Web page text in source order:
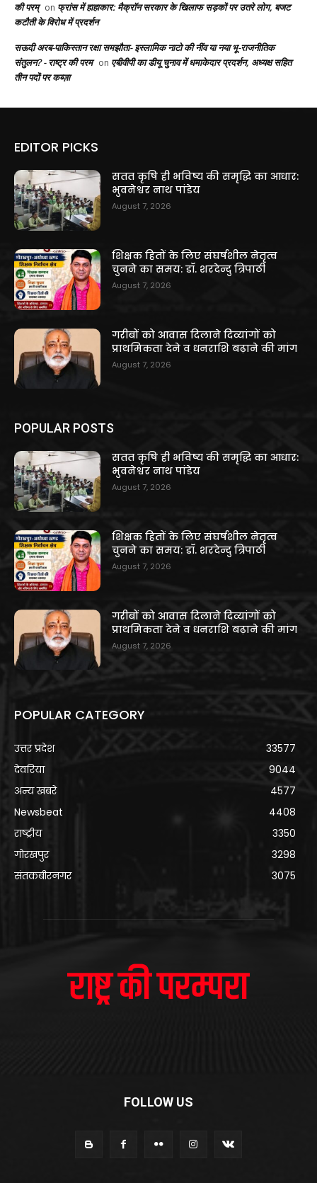
की परम् on फ्रांस में हाहाकार: मैक्रॉन सरकार के खिलाफ सड़कों पर उतरे लोग, बजट
कटौती के विरोध में प्रदर्शन
सऊदी अरब-पाकिस्तान रक्षा समझौता- इस्लामिक नाटो की नींव या नया भू-राजनीतिक
संतुलन? - राष्ट्र की परम on एबीवीपी का डीयू चुनाव में धमाकेदार प्रदर्शन, अध्यक्ष सहित
तीन पदों पर कब्ज़ा
EDITOR PICKS
सतत कृषि ही भविष्य की समृद्धि का आधार:
भुवनेश्वर नाथ पांडेय
August 7, 2026
शिक्षक हितों के लिए संघर्षशील नेतृत्व
चुनने का समय: डॉ. शरदेन्दु त्रिपाठी
August 7, 2026
गरीबों को आवास दिलाने दिव्यांगों को
प्राथमिकता देने व धनराशि बढ़ाने की मांग
August 7, 2026
POPULAR POSTS
सतत कृषि ही भविष्य की समृद्धि का आधार:
भुवनेश्वर नाथ पांडेय
August 7, 2026
शिक्षक हितों के लिए संघर्षशील नेतृत्व
चुनने का समय: डॉ. शरदेन्दु त्रिपाठी
August 7, 2026
गरीबों को आवास दिलाने दिव्यांगों को
प्राथमिकता देने व धनराशि बढ़ाने की मांग
August 7, 2026
POPULAR CATEGORY
उत्तर प्रदेश
33577
देवरिया
9044
अन्य खबरे
4577
Newsbeat
4408
राष्ट्रीय
3350
गोरखपुर
3298
संतकबीरनगर
3075
FOLLOW US